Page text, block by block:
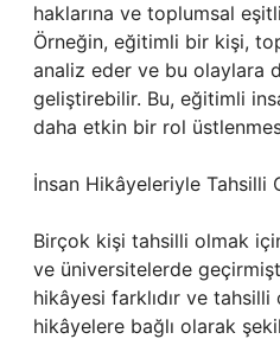
haklarına ve toplumsal
Örneğin, eğitimli bir kişi,
analiz eder ve bu olaylara
geliştirebilir. Bu, eğitimli
daha etkin bir rol
İnsan Hikâyeleriyle Tahsilli
Birçok kişi tahsilli olmak
ve üniversitelerde
hikâyesi farklıdır ve tahsilli
hikâyelere bağlı olarak